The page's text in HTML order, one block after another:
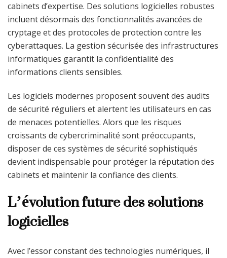
cabinets d’expertise. Des solutions logicielles robustes
incluent désormais des fonctionnalités avancées de
cryptage et des protocoles de protection contre les
cyberattaques. La gestion sécurisée des infrastructures
informatiques garantit la confidentialité des
informations clients sensibles.
Les logiciels modernes proposent souvent des audits
de sécurité réguliers et alertent les utilisateurs en cas
de menaces potentielles. Alors que les risques
croissants de cybercriminalité sont préoccupants,
disposer de ces systèmes de sécurité sophistiqués
devient indispensable pour protéger la réputation des
cabinets et maintenir la confiance des clients.
L’évolution future des solutions
logicielles
Avec l’essor constant des technologies numériques, il